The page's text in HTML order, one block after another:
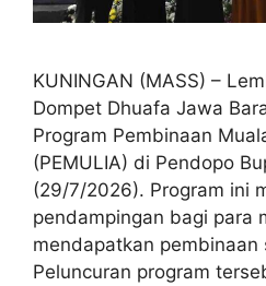
KUNINGAN (MASS) –
Dompet Dhuafa Jawa
Program Pembinaan
(PEMULIA) di Pendopo
(29/7/2026). Program ini
pendampingan bagi para
mendapatkan
Peluncuran program